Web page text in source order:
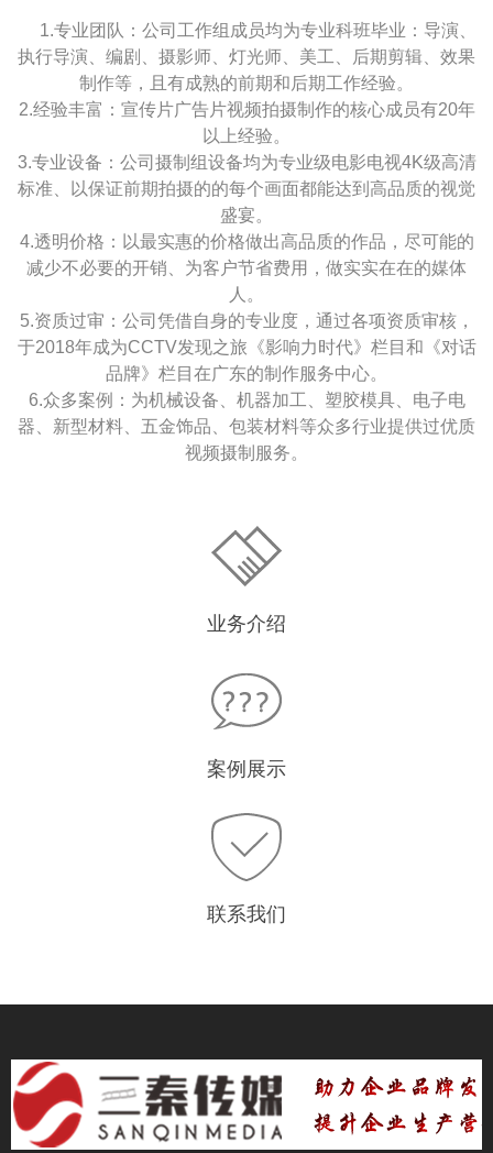
1.专业团队：公司工作组成员均为专业科班毕业：导演、
执行导演、编剧、摄影师、灯光师、美工、后期剪辑、效果
制作等，且有成熟的前期和后期工作经验。
2.经验丰富：宣传片广告片视频拍摄制作的核心成员有20年
以上经验。
3.专业设备：公司摄制组设备均为专业级电影电视4K级高清
标准、以保证前期拍摄的的每个画面都能达到高品质的视觉
盛宴。
4.透明价格：以最实惠的价格做出高品质的作品，尽可能的
减少不必要的开销、为客户节省费用，做实实在在的媒体
人。
5.资质过审：公司凭借自身的专业度，通过各项资质审核，
于2018年成为CCTV发现之旅《影响力时代》栏目和《对话
品牌》栏目在广东的制作服务中心。
6.众多案例：为机械设备、机器加工、塑胶模具、电子电
器、新型材料、五金饰品、包装材料等众多行业提供过优质
视频摄制服务。
业务介绍
案例展示
联系我们